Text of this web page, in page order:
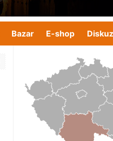
Bazar E-shop